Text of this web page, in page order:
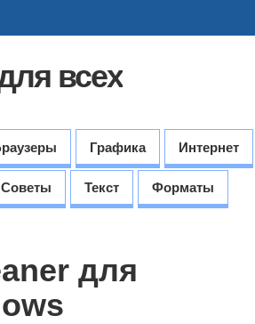
всех
Графика Интернет
Советы Текст Форматы
для